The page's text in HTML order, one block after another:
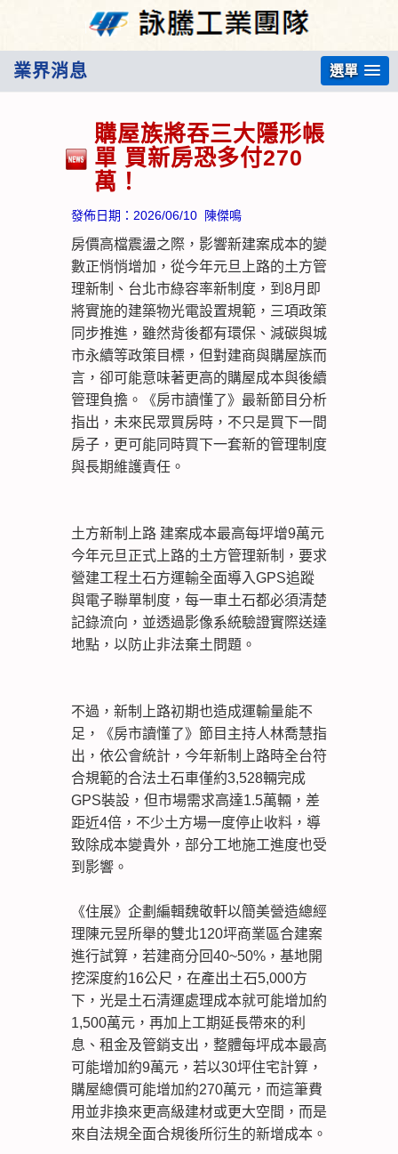
業界消息 選單
購屋族將吞三大隱形帳
單 買新房恐多付270
萬！
發佈日期： 2026/06/10 陳傑鳴
房價高檔震盪之際，影響新建案成本的變
數正悄悄增加，從今年元旦上路的土方管
理新制、台北市綠容率新制度，到8月即
將實施的建築物光電設置規範，三項政策
同步推進，雖然背後都有環保、減碳與城
市永續等政策目標，但對建商與購屋族而
言，卻可能意味著更高的購屋成本與後續
管理負擔。《房市讀懂了》最新節目分析
指出，未來民眾買房時，不只是買下一間
房子，更可能同時買下一套新的管理制度
與長期維護責任。
土方新制上路 建案成本最高每坪增9萬元
今年元旦正式上路的土方管理新制，要求
營建工程土石方運輸全面導入GPS追蹤
與電子聯單制度，每一車土石都必須清楚
記錄流向，並透過影像系統驗證實際送達
地點，以防止非法棄土問題。
不過，新制上路初期也造成運輸量能不
足，《房市讀懂了》節目主持人林喬慧指
出，依公會統計，今年新制上路時全台符
合規範的合法土石車僅約3,528輛完成
GPS裝設，但市場需求高達1.5萬輛，差
距近4倍，不少土方場一度停止收料，導
致除成本變貴外，部分工地施工進度也受
到影響。
《住展》企劃編輯魏敬軒以簡美營造總經
理陳元昱所舉的雙北120坪商業區合建案
進行試算，若建商分回40~50%，基地開
挖深度約16公尺，在產出土石5,000方
下，光是土石清運處理成本就可能增加約
1,500萬元，再加上工期延長帶來的利
息、租金及管銷支出，整體每坪成本最高
可能增加約9萬元，若以30坪住宅計算，
購屋總價可能增加約270萬元，而這筆費
用並非換來更高級建材或更大空間，而是
來自法規全面合規後所衍生的新增成本。